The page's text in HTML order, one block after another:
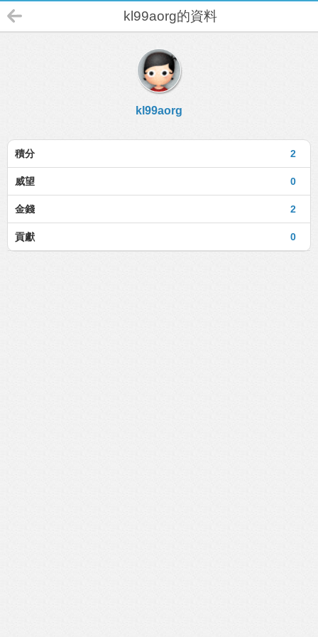
kl99aorg的資料
kl99aorg
2
積分
0
威望
2
金錢
0
貢獻